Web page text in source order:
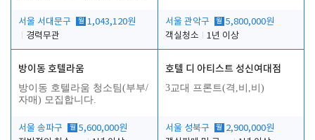
서울 서대문구
월 1,043,120원
경력무관
서울 관악구 월 5,800,000원
객실청소
1년 이상
방이동 호텔라움
방이동 호텔라움 청소팀(부부/
자매) 모집합니다.
서울 송파구 월 5,600,000원
호텔 디 아티스트 성신여대점
3교대 프론트(격,비,비)
서울 성북구 월 2,900,000원